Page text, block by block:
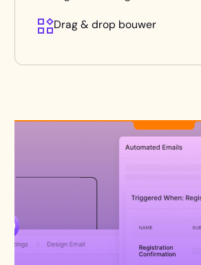
Drag & drop bouwer